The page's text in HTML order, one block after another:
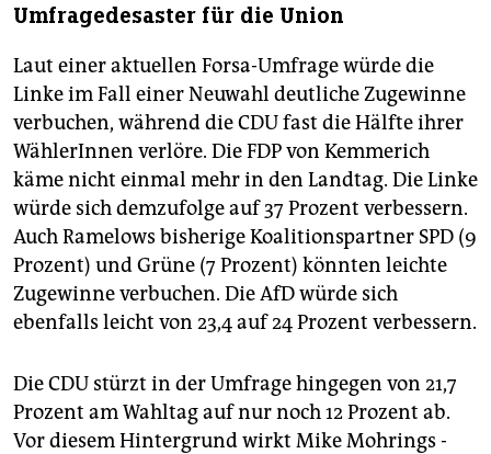
Umfragedesaster für die Union
Laut einer aktuellen Forsa-Umfrage würde die
Linke im Fall einer Neuwahl deutliche Zugewinne
verbuchen, ­während die CDU fast die Hälfte ihrer
WählerInnen verlöre. Die FDP von Kemmerich
käme nicht einmal mehr in den Landtag. Die Linke
würde sich dem­zufolge auf 37 Prozent verbessern.
Auch Ramelows bisherige Koalitionspartner SPD (9
Prozent) und Grüne (7 Prozent) könnten leichte
Zugewinne verbuchen. Die AfD würde sich
ebenfalls leicht von 23,4 auf 24 Prozent verbessern.
Die CDU stürzt in der Umfrage hingegen von 21,7
Prozent am Wahltag auf nur noch 12 Prozent ab.
Vor diesem ­Hintergrund wirkt Mike Mohrings ­